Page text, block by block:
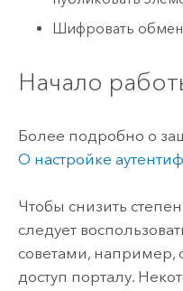
Шифровать
Начало
Более подробно о
О настройке
Чтобы снизить
следует
советами,
доступ порталу.